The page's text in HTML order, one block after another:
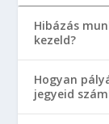
Hibázás
kezeld?
Hogyan
jegyeid